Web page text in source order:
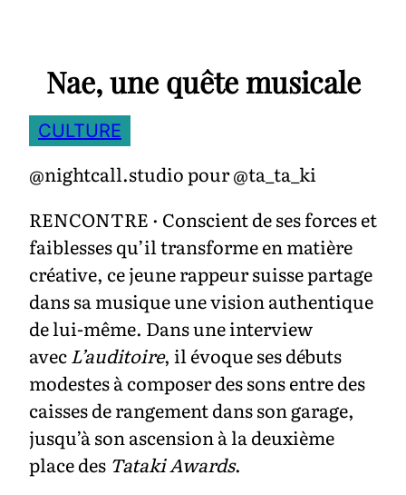
Nae, une quête musicale
CULTURE
@nightcall.studio pour @ta_ta_ki
RENCONTRE · Conscient de ses forces et
faiblesses qu’il transforme en matière
créative, ce jeune rappeur suisse partage
dans sa musique une vision authentique
de lui-même. Dans une interview
avecL’auditoire, il évoque ses débuts
modestes à composer des sons entre des
caisses de rangement dans son garage,
jusqu’à son ascension à la deuxième
place des Tataki Awards.